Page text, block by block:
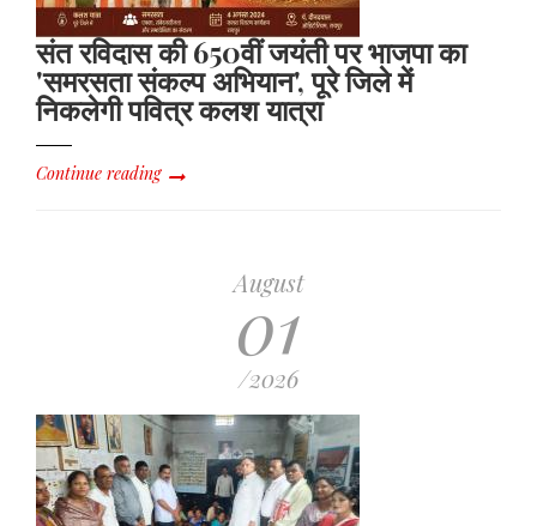
संत रविदास की 650वीं जयंती पर भाजपा का
'समरसता संकल्प अभियान', पूरे जिले में
निकलेगी पवित्र कलश यात्रा
Continue reading
August
01
/2026